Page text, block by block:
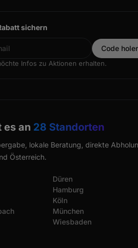
sichern
Infos zu Aktionen erhalten.
es an 28 Standorten
lokale Beratung, direkte
Österreich.
Düren
Hamburg
Köln
München
Wiesbaden